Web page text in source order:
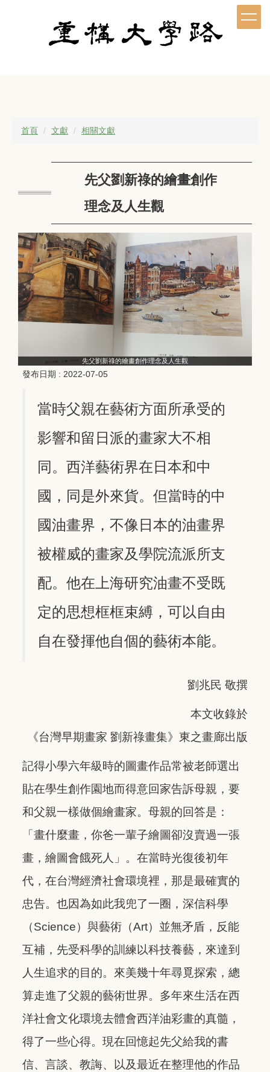
首頁 文獻 相關文獻
先父劉新祿的繪畫創作
理念及人生觀
先父劉新祿的繪畫創作理念及人生觀
發布日期 : 2022-07-05
當時父親在藝術方面所承受的
影響和留日派的畫家大不相
同。西洋藝術界在日本和中
國，同是外來貨。但當時的中
國油畫界，不像日本的油畫界
被權威的畫家及學院流派所支
配。他在上海研究油畫不受既
定的思想框框束縛，可以自由
自在發揮他自個的藝術本能。
劉兆民 敬撰
本文收錄於
《台灣早期畫家 劉新祿畫集》東之畫廊出版
記得小學六年級時的圖畫作品常被老師選出
貼在學生創作園地而得意回家告訴母親，要
和父親一樣做個繪畫家。母親的回答是：
「畫什麼畫，你爸一輩子繪圖卻沒賣過一張
畫，繪圖會餓死人」。在當時光復後初年
代，在台灣經濟社會環境裡，那是最確實的
忠告。也因為如此我兜了一圈，深信科學
（Science）與藝術（Art）並無矛盾，反能
互補，先受科學的訓練以科技養藝，來達到
人生追求的目的。來美幾十年尋覓探索，總
算走進了父親的藝術世界。多年來生活在西
洋社會文化環境去體會西洋油彩畫的真髓，
得了一些心得。現在回憶起先父給我的書
信、言談、教誨、以及最近在整理他的作品